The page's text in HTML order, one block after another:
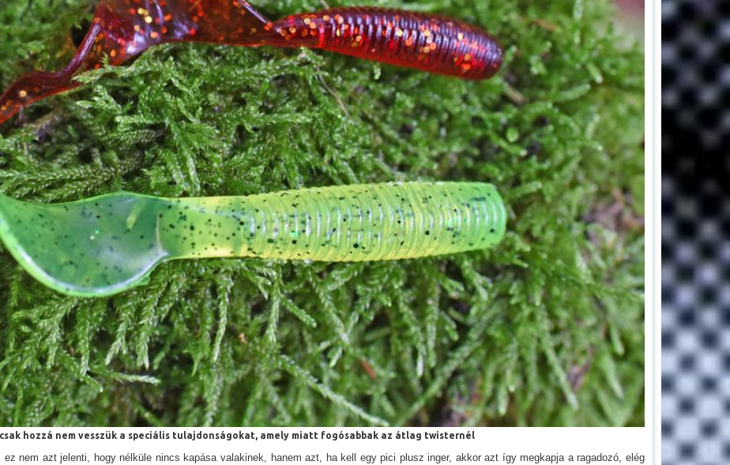
hozzá nem vesszük a speciális tulajdonságokat, amely miatt fogósabbak az átlag twisternél
ez nem azt jelenti, hogy nélküle nincs kapása valakinek, hanem azt, ha kell egy pici plusz inger, akkor azt így megkapja a ragadozó, elég